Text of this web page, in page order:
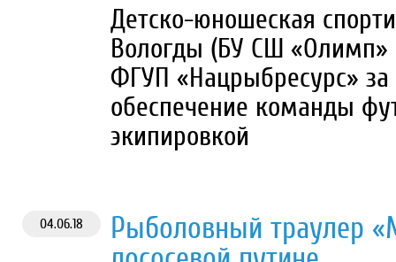
Детско-юношеская
Вологды (БУ СШ «Олимп»
ФГУП «Нацрыбресурс»
обеспечение команды
экипировкой
04.06.18
Рыболовный траулер